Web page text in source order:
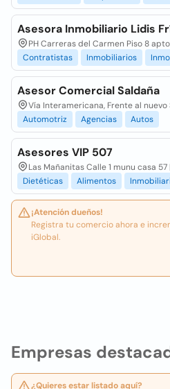
Empresas
¿Quieres estar listado aquí?
Asesora Inmobiliario Lidis
PH Carreras del Carmen Piso 8
Contratistas
Inmobiliarios
Asesor Comercial Saldaña
Vía Interamericana, Frente al
Automotriz
Agencias Autos
Asesores VIP 507
Las Mañanitas Calle 1 munu casa
Dietéticas
Alimentos
¡Atención dueños!
Registra tu comercio ahora e
iGlobal.